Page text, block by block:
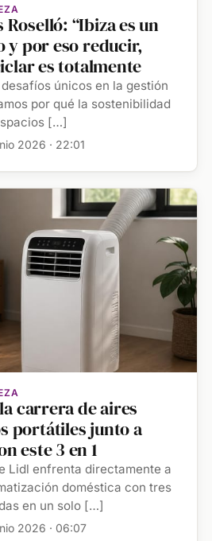
“Ibiza es un
por eso reducir,
es totalmente
únicos en la gestión
por qué la sostenibilidad
[…]
2026 · 22:01
carrera de aires
portátiles junto a
este 3 en 1
Lidl enfrenta directamente a
doméstica con tres
en un solo […]
2026 · 06:07